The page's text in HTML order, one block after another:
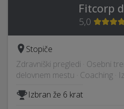
Fitcorp
5,0
Stopiče
Zdravniški pregledi · Osebni
delovnem mestu · Coaching ·
Izbran že 6 krat